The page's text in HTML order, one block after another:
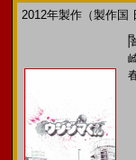
2012年製作（製作国